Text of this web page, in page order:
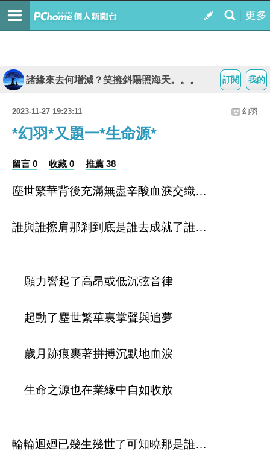
我的
訂閱
諸緣來去何增減？笑擁斜陽照海天。。。
2023-11-27 19:23:11 幻羽
*幻羽*又題一*生命源*
留言 0 收藏 0 推薦 38
塵世繁華背後充滿無盡辛酸血淚交織…
誰與誰擦肩那剎到底是誰去成就了誰…
願力響起了高昂或低沉弦音律
起動了塵世繁華裏掌聲與追夢
歲月跡痕裹著拼搏沉默地血淚
生命之源也在業緣中自如收放
輪輪迴廻已幾生幾世了可知曉那是誰…